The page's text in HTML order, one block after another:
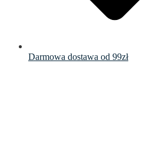
Darmowa dostawa od 99zł